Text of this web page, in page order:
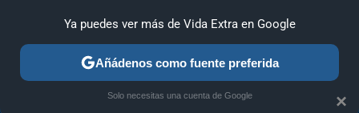
ANÁLISIS GUÍAS Y TRUCOS PC SONY NINTENDO
×
Ya puedes ver más de Vida Extra en Google
Añádenos como fuente preferida
Solo necesitas una cuenta de Google